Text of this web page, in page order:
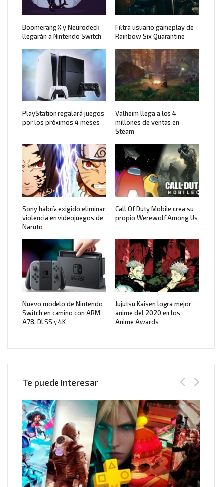
Boomerang X y Neurodeck
llegarán a Nintendo Switch
Filtra usuario gameplay de
Rainbow Six Quarantine
PlayStation regalará juegos
por los próximos 4 meses
Valheim llega a los 4
millones de ventas en
Steam
Sony habría exigido eliminar
violencia en videojuegos de
Naruto
Call Of Duty Mobile crea su
propio Werewolf Among Us
Nuevo modelo de Nintendo
Switch en camino con ARM
A78, DLSS y 4K
Jujutsu Kaisen logra mejor
anime del 2020 en los
Anime Awards
Te puede interesar